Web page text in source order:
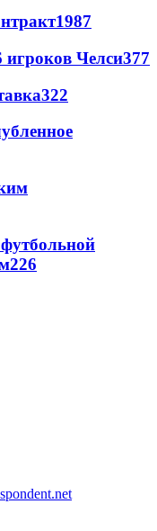
1987
игроков Челси377
322
226